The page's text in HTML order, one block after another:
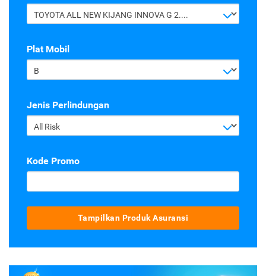
TOYOTA ALL NEW KIJANG INNOVA G 2.4 A/T DIESEL
Plat Mobil
B
Jenis Perlindungan
All Risk
Kode Promo
Tampilkan Produk Asuransi